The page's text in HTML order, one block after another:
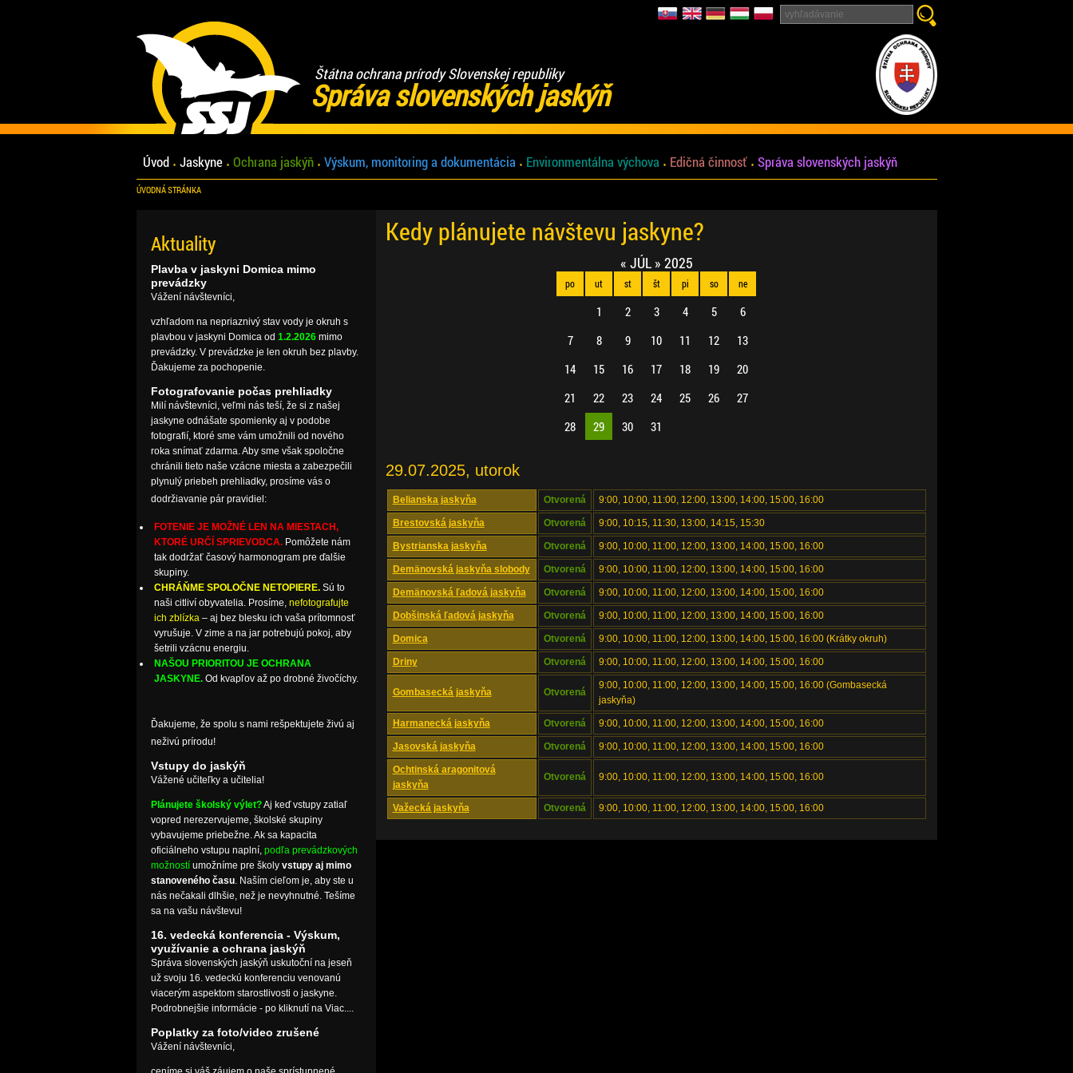
Štátna ochrana prírody Slovenskej republiky
Správa slovenských jaskýň
Úvod Jaskyne Ochrana jaskýň Výskum, monitoring a dokumentácia Environmentálna výchova Edičná činnosť Správa slovenských jaskýň
ÚVODNÁ STRÁNKA
Kedy plánujete návštevu jaskyne?
« JÚL » 2025
po ut st št pi so ne
1 2 3 4 5
6
7
8 9 10 11 12
13
14
15 16 17 18 19
20
21
22 23 24 25 26
27
28
29 30 31
29.07.2025, utorok
Belianska jaskyňa Otvorená 9:00, 10:00, 11:00, 12:00, 13:00, 14:00, 15:00, 16:00
Brestovská jaskyňa Otvorená 9:00, 10:15, 11:30, 13:00, 14:15, 15:30
Bystrianska jaskyňa Otvorená 9:00, 10:00, 11:00, 12:00, 13:00, 14:00, 15:00, 16:00
Demänovská jaskyňa slobody Otvorená 9:00, 10:00, 11:00, 12:00, 13:00, 14:00, 15:00, 16:00
Demänovská ľadová jaskyňa Otvorená 9:00, 10:00, 11:00, 12:00, 13:00, 14:00, 15:00, 16:00
Dobšinská ľadová jaskyňa Otvorená 9:00, 10:00, 11:00, 12:00, 13:00, 14:00, 15:00, 16:00
Domica Otvorená 9:00, 10:00, 11:00, 12:00, 13:00, 14:00, 15:00, 16:00 (Krátky okruh)
Driny Otvorená 9:00, 10:00, 11:00, 12:00, 13:00, 14:00, 15:00, 16:00
Gombasecká jaskyňa Otvorená
9:00, 10:00, 11:00, 12:00, 13:00, 14:00, 15:00, 16:00 (Gombasecká
jaskyňa)
Harmanecká jaskyňa Otvorená 9:00, 10:00, 11:00, 12:00, 13:00, 14:00, 15:00, 16:00
Jasovská jaskyňa Otvorená 9:00, 10:00, 11:00, 12:00, 13:00, 14:00, 15:00, 16:00
Ochtinská aragonitová
jaskyňa
Otvorená 9:00, 10:00, 11:00, 12:00, 13:00, 14:00, 15:00, 16:00
Važecká jaskyňa Otvorená 9:00, 10:00, 11:00, 12:00, 13:00, 14:00, 15:00, 16:00
Aktuality
Plavba v jaskyni Domica mimo
prevádzky
Vážení návštevníci,
vzhľadom na nepriaznivý stav vody je okruh s
plavbou v jaskyni Domica od 1.2.2026mimo
prevádzky. V prevádzke je len okruh bez plavby.
Ďakujeme za pochopenie.
Fotografovanie počas prehliadky
Milí návštevníci, veľmi nás teší, že si z našej
jaskyne odnášate spomienky aj v podobe
fotografií, ktoré sme vám umožnili od nového
roka snímať zdarma. Aby sme však spoločne
chránili tieto naše vzácne miesta a zabezpečili
plynulý priebeh prehliadky, prosíme vás o
dodržiavanie pár pravidiel:
FOTENIE JE MOŽNÉ LEN NA MIESTACH,
KTORÉ URČÍ SPRIEVODCA.Pomôžete nám
tak dodržať časový harmonogram pre ďalšie
skupiny.
CHRÁŇME SPOLOČNE NETOPIERE.Sú to
naši citliví obyvatelia. Prosíme, nefotografujte
ich zblízka– aj bez blesku ich vaša prítomnosť
vyrušuje. V zime a na jar potrebujú pokoj, aby
šetrili vzácnu energiu.
NAŠOU PRIORITOU JE OCHRANA
JASKYNE. Od kvapľov až po drobné živočíchy.
Ďakujeme, že spolu s nami rešpektujete živú aj
neživú prírodu!
Vstupy do jaskýň
Vážené učiteľky a učitelia!
Plánujete školský výlet?Aj keď vstupy zatiaľ
vopred nerezervujeme, školské skupiny
vybavujeme priebežne. Ak sa kapacita
oficiálneho vstupu naplní, podľa prevádzkových
možnostíumožníme pre školy vstupy aj mimo
stanoveného času. Naším cieľom je, aby ste u
nás nečakali dlhšie, než je nevyhnutné. Tešíme
sa na vašu návštevu!
16. vedecká konferencia - Výskum,
využívanie a ochrana jaskýň
Správa slovenských jaskýň uskutoční na jeseň
už svoju 16. vedeckú konferenciu venovanú
viacerým aspektom starostlivosti o jaskyne.
Podrobnejšie informácie - po kliknutí na Viac....
Poplatky za foto/video zrušené
Vážení návštevníci,